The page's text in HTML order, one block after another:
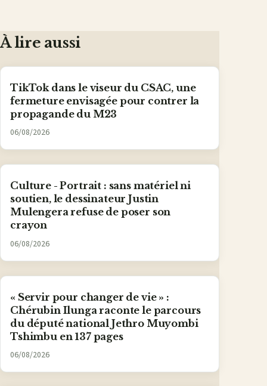
À lire aussi
TikTok dans le viseur du CSAC, une
fermeture envisagée pour contrer la
propagande du M23
06/08/2026
Culture - Portrait : sans matériel ni
soutien, le dessinateur Justin
Mulengera refuse de poser son
crayon
06/08/2026
« Servir pour changer de vie » :
Chérubin Ilunga raconte le parcours
du député national Jethro Muyombi
Tshimbu en 137 pages
06/08/2026